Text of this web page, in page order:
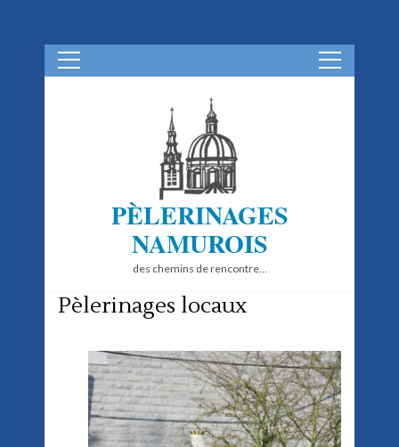
Aller
au
PÈLERINAGES
NAMUROIS
des chemins de rencontre…
Pèlerinages locaux